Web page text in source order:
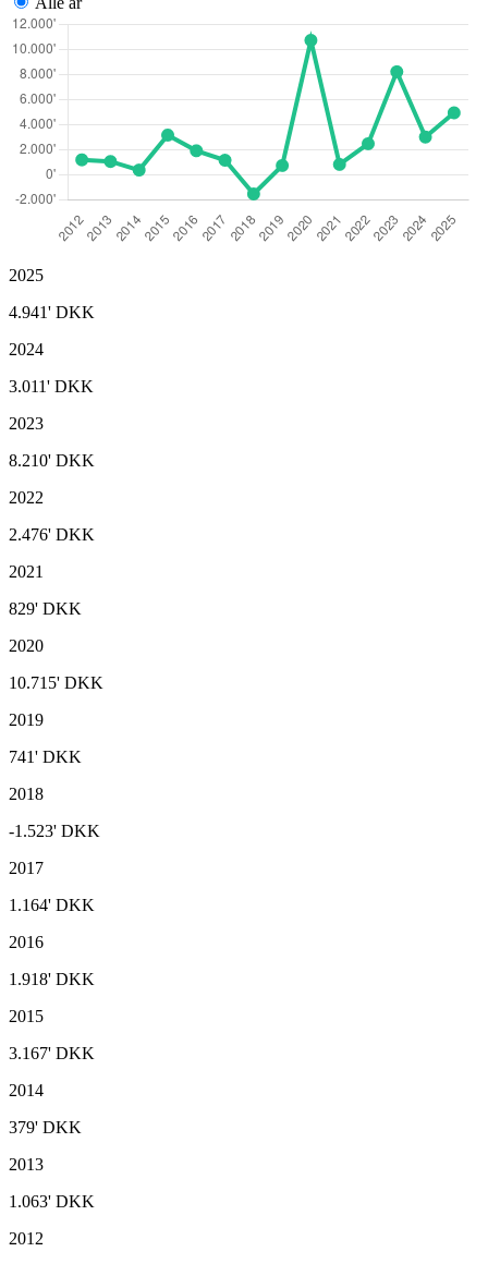
2025
4.941' DKK
2024
3.011' DKK
2023
8.210' DKK
2022
2.476' DKK
2021
829' DKK
2020
10.715' DKK
2019
741' DKK
2018
-1.523' DKK
2017
1.164' DKK
2016
1.918' DKK
2015
3.167' DKK
2014
379' DKK
2013
1.063' DKK
2012